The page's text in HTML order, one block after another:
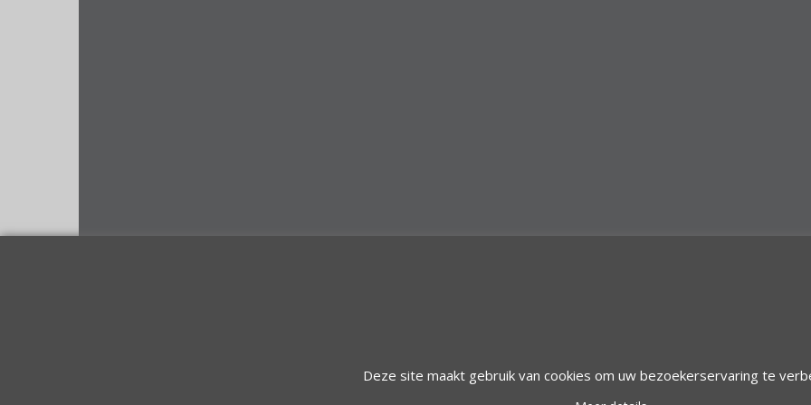
© 1997 Alfacom Benelux | Design by:Alfacom Benelux
Deze site maakt gebruik van cookies om uw bezoekerservaring te